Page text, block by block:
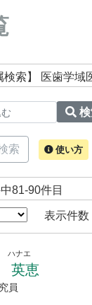
検索】 医歯学域
索 使い方
81-90件目
表示件数
ハナエ
英恵
員